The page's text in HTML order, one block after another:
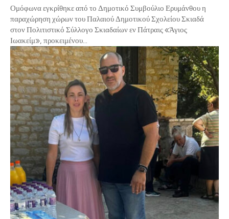
Ομόφωνα εγκρίθηκε από το Δημοτικό Συμβούλιο Ερυμάνθου η
παραχώρηση χώρων του Παλαιού Δημοτικού Σχολείου Σκιαδά
στον Πολιτιστικό Σύλλογο Σκιαδαίων εν Πάτραις «Άγιος
Ιωακείμ», προκειμένου...